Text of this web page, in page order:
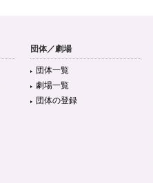
団体／劇場
団体一覧
劇場一覧
団体の登録